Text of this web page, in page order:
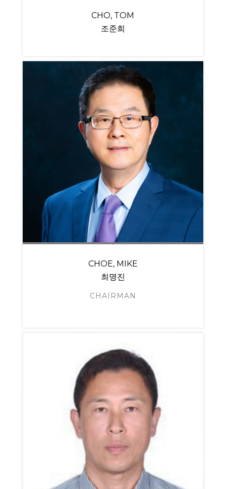
CHO, TOM
조준희
CHOE, MIKE
최명진
CHAIRMAN